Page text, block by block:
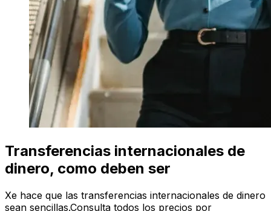
Transferencias internacionales de
dinero, como deben ser
Xe hace que las transferencias internacionales de dinero
sean sencillas.Consulta todos los precios por